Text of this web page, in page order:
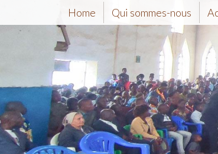
Home Qui sommes-nous